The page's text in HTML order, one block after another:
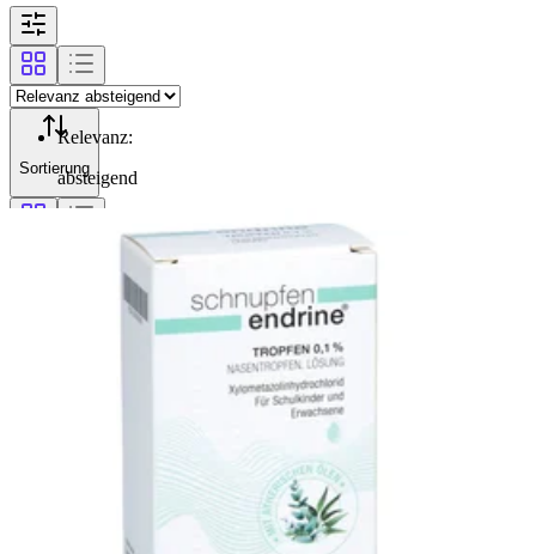
Sortierung
Relevanz:
absteigend